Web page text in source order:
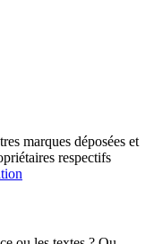
marques déposées et
respectifs